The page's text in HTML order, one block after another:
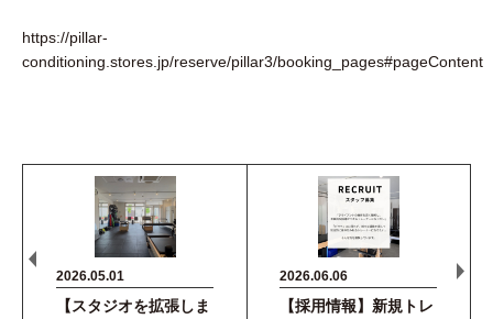
https://pillar-
conditioning.stores.jp/reserve/pillar3/booking_pages#pageContent
2026.05.01
【スタジオを拡張しま
2026.06.06
【採用情報】新規トレ